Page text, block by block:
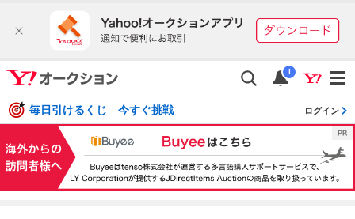
i
毎日引けるくじ 今すぐ挑戦 ログイン